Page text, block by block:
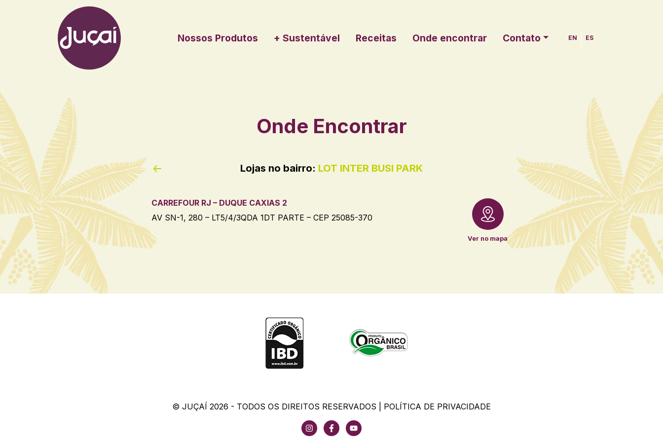
Main Navigation Nossos Produtos + Sustentável Receitas Onde encontrar Contato EN ES
Onde Encontrar
Lojas no bairro: LOT INTER BUSI PARK
CARREFOUR RJ – DUQUE CAXIAS 2
AV SN-1, 280 – LT5/4/3QDA 1DT PARTE – CEP 25085-370
Ver no mapa
© JUÇAÍ 2026 - TODOS OS DIREITOS RESERVADOS | POLÍTICA DE PRIVACIDADE